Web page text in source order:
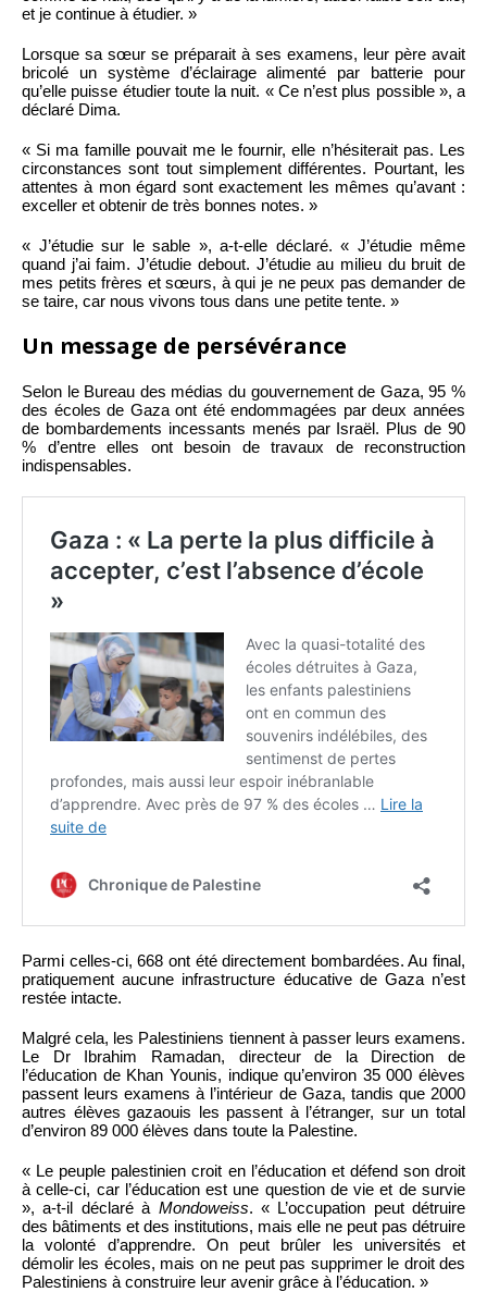
et je continue à étudier. »
Lorsque sa sœur se préparait à ses examens, leur père avait
bricolé un système d’éclairage alimenté par batterie pour
qu’elle puisse étudier toute la nuit. « Ce n’est plus possible », a
déclaré Dima.
« Si ma famille pouvait me le fournir, elle n’hésiterait pas. Les
circonstances sont tout simplement différentes. Pourtant, les
attentes à mon égard sont exactement les mêmes qu’avant :
exceller et obtenir de très bonnes notes. »
« J’étudie sur le sable », a-t-elle déclaré. « J’étudie même
quand j’ai faim. J’étudie debout. J’étudie au milieu du bruit de
mes petits frères et sœurs, à qui je ne peux pas demander de
se taire, car nous vivons tous dans une petite tente. »
Un message de persévérance
Selon le Bureau des médias du gouvernement de Gaza, 95 %
des écoles de Gaza ont été endommagées par deux années
de bombardements incessants menés par Israël. Plus de 90
% d’entre elles ont besoin de travaux de reconstruction
indispensables.
Parmi celles-ci, 668 ont été directement bombardées. Au final,
pratiquement aucune infrastructure éducative de Gaza n’est
restée intacte.
Malgré cela, les Palestiniens tiennent à passer leurs examens.
Le Dr Ibrahim Ramadan, directeur de la Direction de
l’éducation de Khan Younis, indique qu’environ 35 000 élèves
passent leurs examens à l’intérieur de Gaza, tandis que 2000
autres élèves gazaouis les passent à l’étranger, sur un total
d’environ 89 000 élèves dans toute la Palestine.
« Le peuple palestinien croit en l’éducation et défend son droit
à celle-ci, car l’éducation est une question de vie et de survie
», a-t-il déclaré à Mondoweiss. « L’occupation peut détruire
des bâtiments et des institutions, mais elle ne peut pas détruire
la volonté d’apprendre. On peut brûler les universités et
démolir les écoles, mais on ne peut pas supprimer le droit des
Palestiniens à construire leur avenir grâce à l’éducation. »